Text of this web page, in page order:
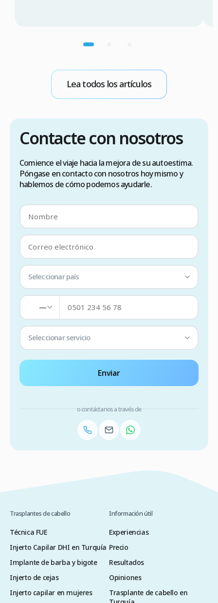
(90 días sin visado), lista de verificación para
Lea todos los artículos
Contacte con nosotros
Comience el viaje hacia la mejora de su autoestima.
Póngase en contacto con nosotros hoy mismo y
hablemos de cómo podemos ayudarle.
Seleccionar país
—
Seleccionar servicio
Enviar
o contáctanos a través de
Trasplantes de cabello
Técnica FUE
Injerto Capilar DHI en Turquía
Implante de barba y bigote
Injerto de cejas
Injerto capilar en mujeres
Información útil
Experiencias
Precio
Resultados
Opiniones
Trasplante de cabello en